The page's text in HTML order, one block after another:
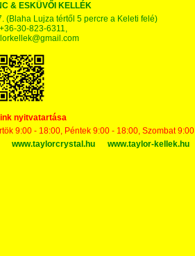
& ESKÜVŐI KELLÉK
(Blaha Lujza tértől 5 percre a Keleti felé)
30-823-6311,
nyitvatartása
9:00 - 18:00, Péntek 9:00 - 18:00, Szombat
www.taylorcrystal.hu www.taylor-kellek.hu